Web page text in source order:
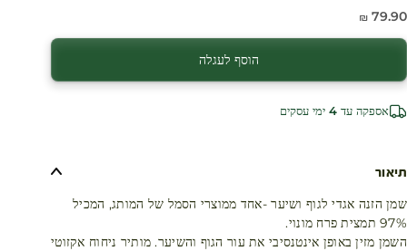
מחיר מבצע
79.90 ₪
הוסף לעגלה
אספקה עד 4 ימי עסקים
תיאור
שמן הזנה אגדי לגוף ושיער -אחד ממוצרי הסמל של המותג, המכיל
97% תמצית פרח מונוי.
השמן מזין באופן אינטנסיבי את עור הגוף והשיער. מותיר ניחוח אקזוטי